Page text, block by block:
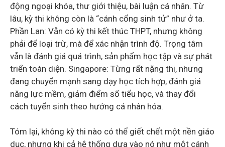
động ngoại khóa, thư giới thiệu, bài luận cá nhân. Từ
lâu, kỳ thi không còn là “cánh cổng sinh tử” như ở ta.
Phần Lan: Vẫn có kỳ thi kết thúc THPT, nhưng không
phải để loại trừ, mà để xác nhận trình độ. Trọng tâm
vẫn là đánh giá quá trình, sản phẩm học tập và sự phát
triển toàn diện. Singapore: Từng rất nặng thi, nhưng
đang chuyển mạnh sang dạy học tích hợp, đánh giá
năng lực mềm, giảm điểm số tiểu học, và thay đổi
cách tuyển sinh theo hướng cá nhân hóa.
Tóm lại, không kỳ thi nào có thể giết chết một nền giáo
dục, nhưng khi cả hệ thống dựa vào nó như một cánh